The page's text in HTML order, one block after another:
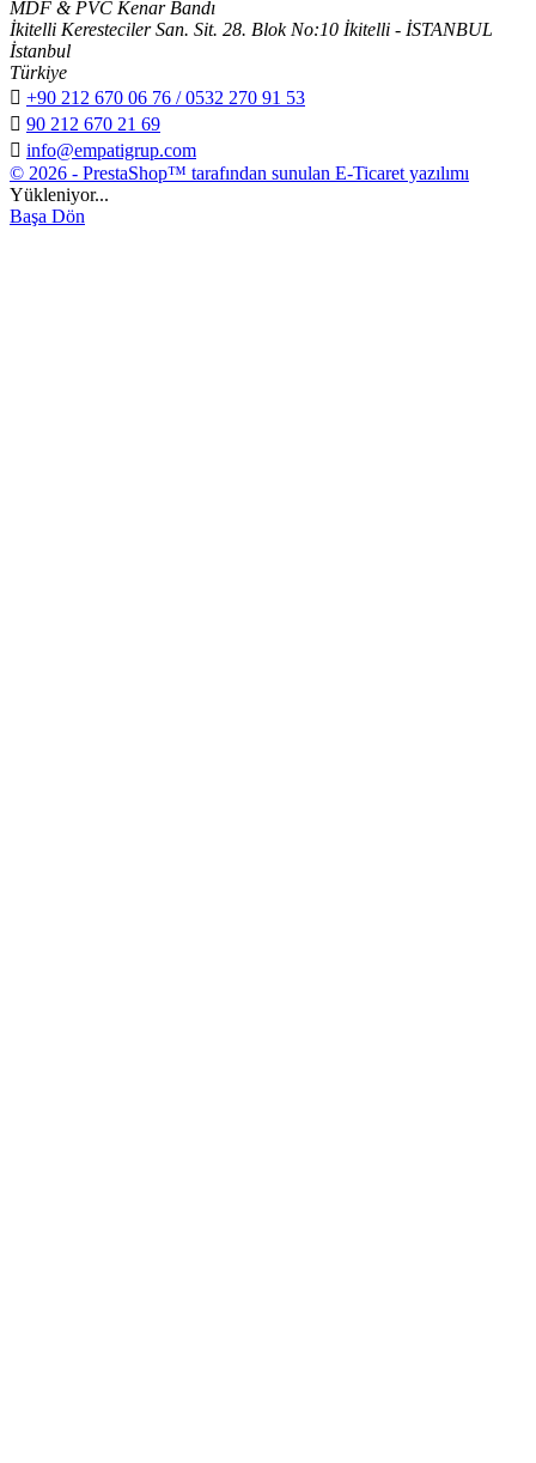
MDF & PVC Kenar Bandı
İkitelli Keresteciler San. Sit. 28. Blok No:10 İkitelli - İSTANBUL
İstanbul
Türkiye
 +90 212 670 06 76 / 0532 270 91 53
 90 212 670 21 69
 info@empatigrup.com
© 2026 - PrestaShop™ tarafından sunulan E-Ticaret yazılımı
Yükleniyor...
Başa Dön